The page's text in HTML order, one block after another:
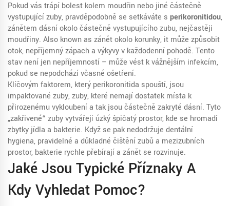
Pokud vás trápí bolest kolem moudřin nebo jiné částečně
vystupující zuby, pravděpodobně se setkáváte s perikoronitidou,
zánětem dásní okolo částečně vystupujícího zubu, nejčastěji
moudřiny. Also known as zánět okolo korunky, it může způsobit
otok, nepříjemný zápach a výkyvy v každodenní pohodě. Tento
stav není jen nepříjemností – může vést k vážnějším infekcím,
pokud se nepodchází včasné ošetření.
Klíčovým faktorem, který perikoronitida spouští, jsou
impaktované zuby,zuby, které nemají dostatek místa k
přirozenému vykloubení a tak jsou částečně zakryté dásní. Tyto
„zakřivené“ zuby vytvářejí úzký špičatý prostor, kde se hromadí
zbytky jídla a bakterie. Když se pak nedodržuje dentální
hygiena, pravidelné a důkladné čištění zubů a mezizubních
prostor, bakterie rychle přebírají a zánět se rozvinuje.
Jaké Jsou Typické Příznaky A
Kdy Vyhledat Pomoc?